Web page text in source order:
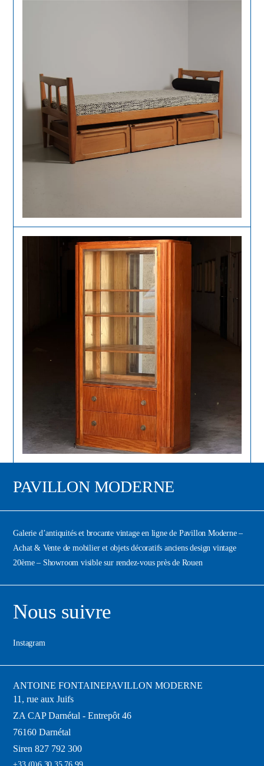
PAVILLON MODERNE
Galerie d’antiquités et brocante vintage en ligne de Pavillon Moderne –
Achat & Vente de mobilier et objets décoratifs anciens design vintage
20ème – Showroom visible sur rendez-vous près de Rouen
Nous suivre
Instagram
ANTOINE FONTAINEPAVILLON MODERNE
11, rue aux Juifs
ZA CAP Darnétal - Entrepôt 46
76160 Darnétal
Siren 827 792 300